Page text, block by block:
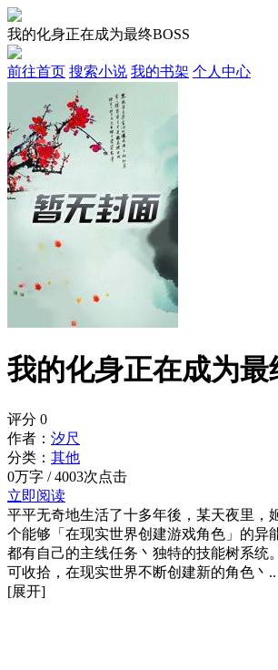
我的化身正在成为最终BOSS
前往首页 搜索小说 我的书架 个人中心
我的化身正在成为最
评分 0
作者： 汐尺
分类： 其他
0万字 / 4003次点击
立即阅读
平平无奇地生活了十多年後，某天夜里，
个能够「在现实世界创建游戏角色」的异
都有自己的主线任务丶独特的技能树系统
可收拾，在现实世界不断创建新的角色丶..
[展开]